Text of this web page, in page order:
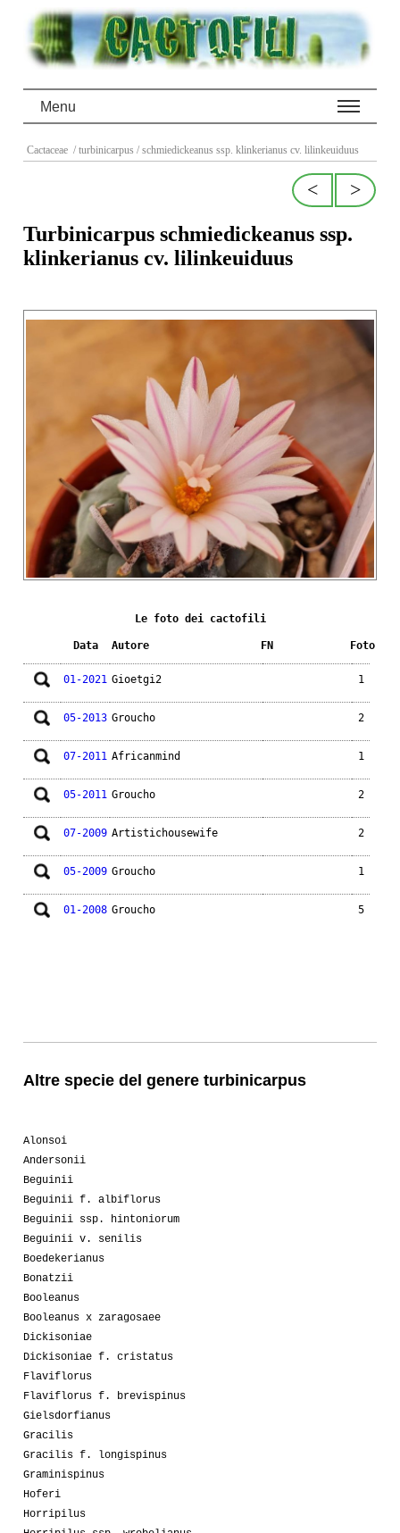
Menu
Cactaceae / turbinicarpus / schmiedickeanus ssp. klinkerianus cv. lilinkeuiduus
>
<
Turbinicarpus schmiedickeanus ssp.
klinkerianus cv. lilinkeuiduus
Le foto dei cactofili
Data Autore FN Foto
01-2021 Gioetgi2 1
05-2013 Groucho 2
07-2011 Africanmind 1
05-2011 Groucho 2
07-2009 Artistichousewife 2
05-2009 Groucho 1
01-2008 Groucho 5
Altre specie del genere turbinicarpus
Alonsoi
Andersonii
Beguinii
Beguinii f. albiflorus
Beguinii ssp. hintoniorum
Beguinii v. senilis
Boedekerianus
Bonatzii
Booleanus
Booleanus x zaragosaee
Dickisoniae
Dickisoniae f. cristatus
Flaviflorus
Flaviflorus f. brevispinus
Gielsdorfianus
Gracilis
Gracilis f. longispinus
Graminispinus
Hoferi
Horripilus